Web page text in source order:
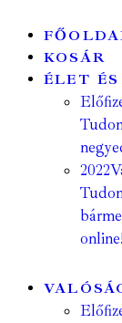
KOSÁR
ÉLET
2022
online!